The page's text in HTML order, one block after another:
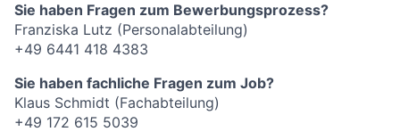
Sie haben Fragen zum Bewerbungsprozess?
Franziska Lutz (Personalabteilung)
+49 6441 418 4383
Sie haben fachliche Fragen zum Job?
Klaus Schmidt (Fachabteilung)
+49 172 615 5039